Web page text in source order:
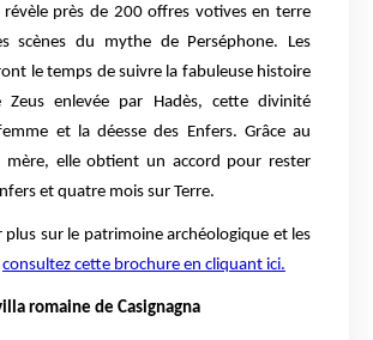
révèle près de 200 offres votives en terre
scènes du mythe de Perséphone. Les
le temps de suivre la fabuleuse histoire
enlevée par Hadès, cette divinité
et la déesse des Enfers. Grâce au
mère, elle obtient un accord pour rester
et quatre mois sur Terre.
plus sur le patrimoine archéologique et les
consultez cette brochure en cliquant ici.
romaine de Casignagna